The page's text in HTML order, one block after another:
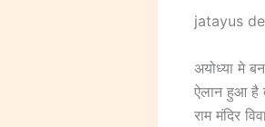
jatayus
अयोध्या मे
ऐलान हुआ है
राम मंदिर